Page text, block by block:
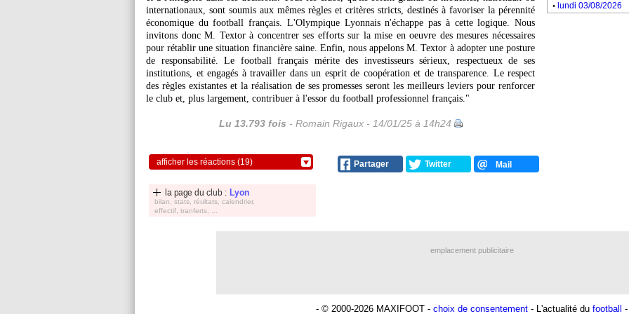
internationaux, sont soumis aux mêmes règles et critères stricts, destinés à favoriser la pérennité
économique du football français. L'Olympique Lyonnais n'échappe pas à cette logique. Nous
invitons donc M. Textor à concentrer ses efforts sur la mise en oeuvre des mesures nécessaires
pour rétablir une situation financière saine. Enfin, nous appelons M. Textor à adopter une posture
de responsabilité. Le football français mérite des investisseurs sérieux, respectueux de ses
institutions, et engagés à travailler dans un esprit de coopération et de transparence. Le respect
des règles existantes et la réalisation de ses promesses seront les meilleurs leviers pour renforcer
le club et, plus largement, contribuer à l'essor du football professionnel français."
Lu 13.793 fois - Romain Rigaux - 14/01/25 à 14h24
afficher les réactions (19) Partager Twitter Mail
la page du club : Lyon
bilan, stats, réultats, calendrier,
effectif, tranferts, ...
. lundi 03/08/2026
emplacement publicitaire
- © 2000-2026 MAXIFOOT - choix de consentement - L'actualité du football -